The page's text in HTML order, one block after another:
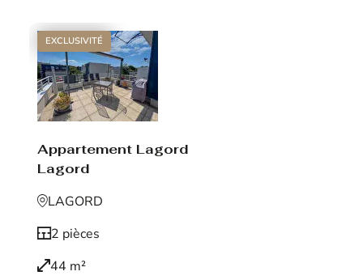
EXCLUSIVITÉ
Appartement Lagord
Lagord
LAGORD
2 pièces
44 m²